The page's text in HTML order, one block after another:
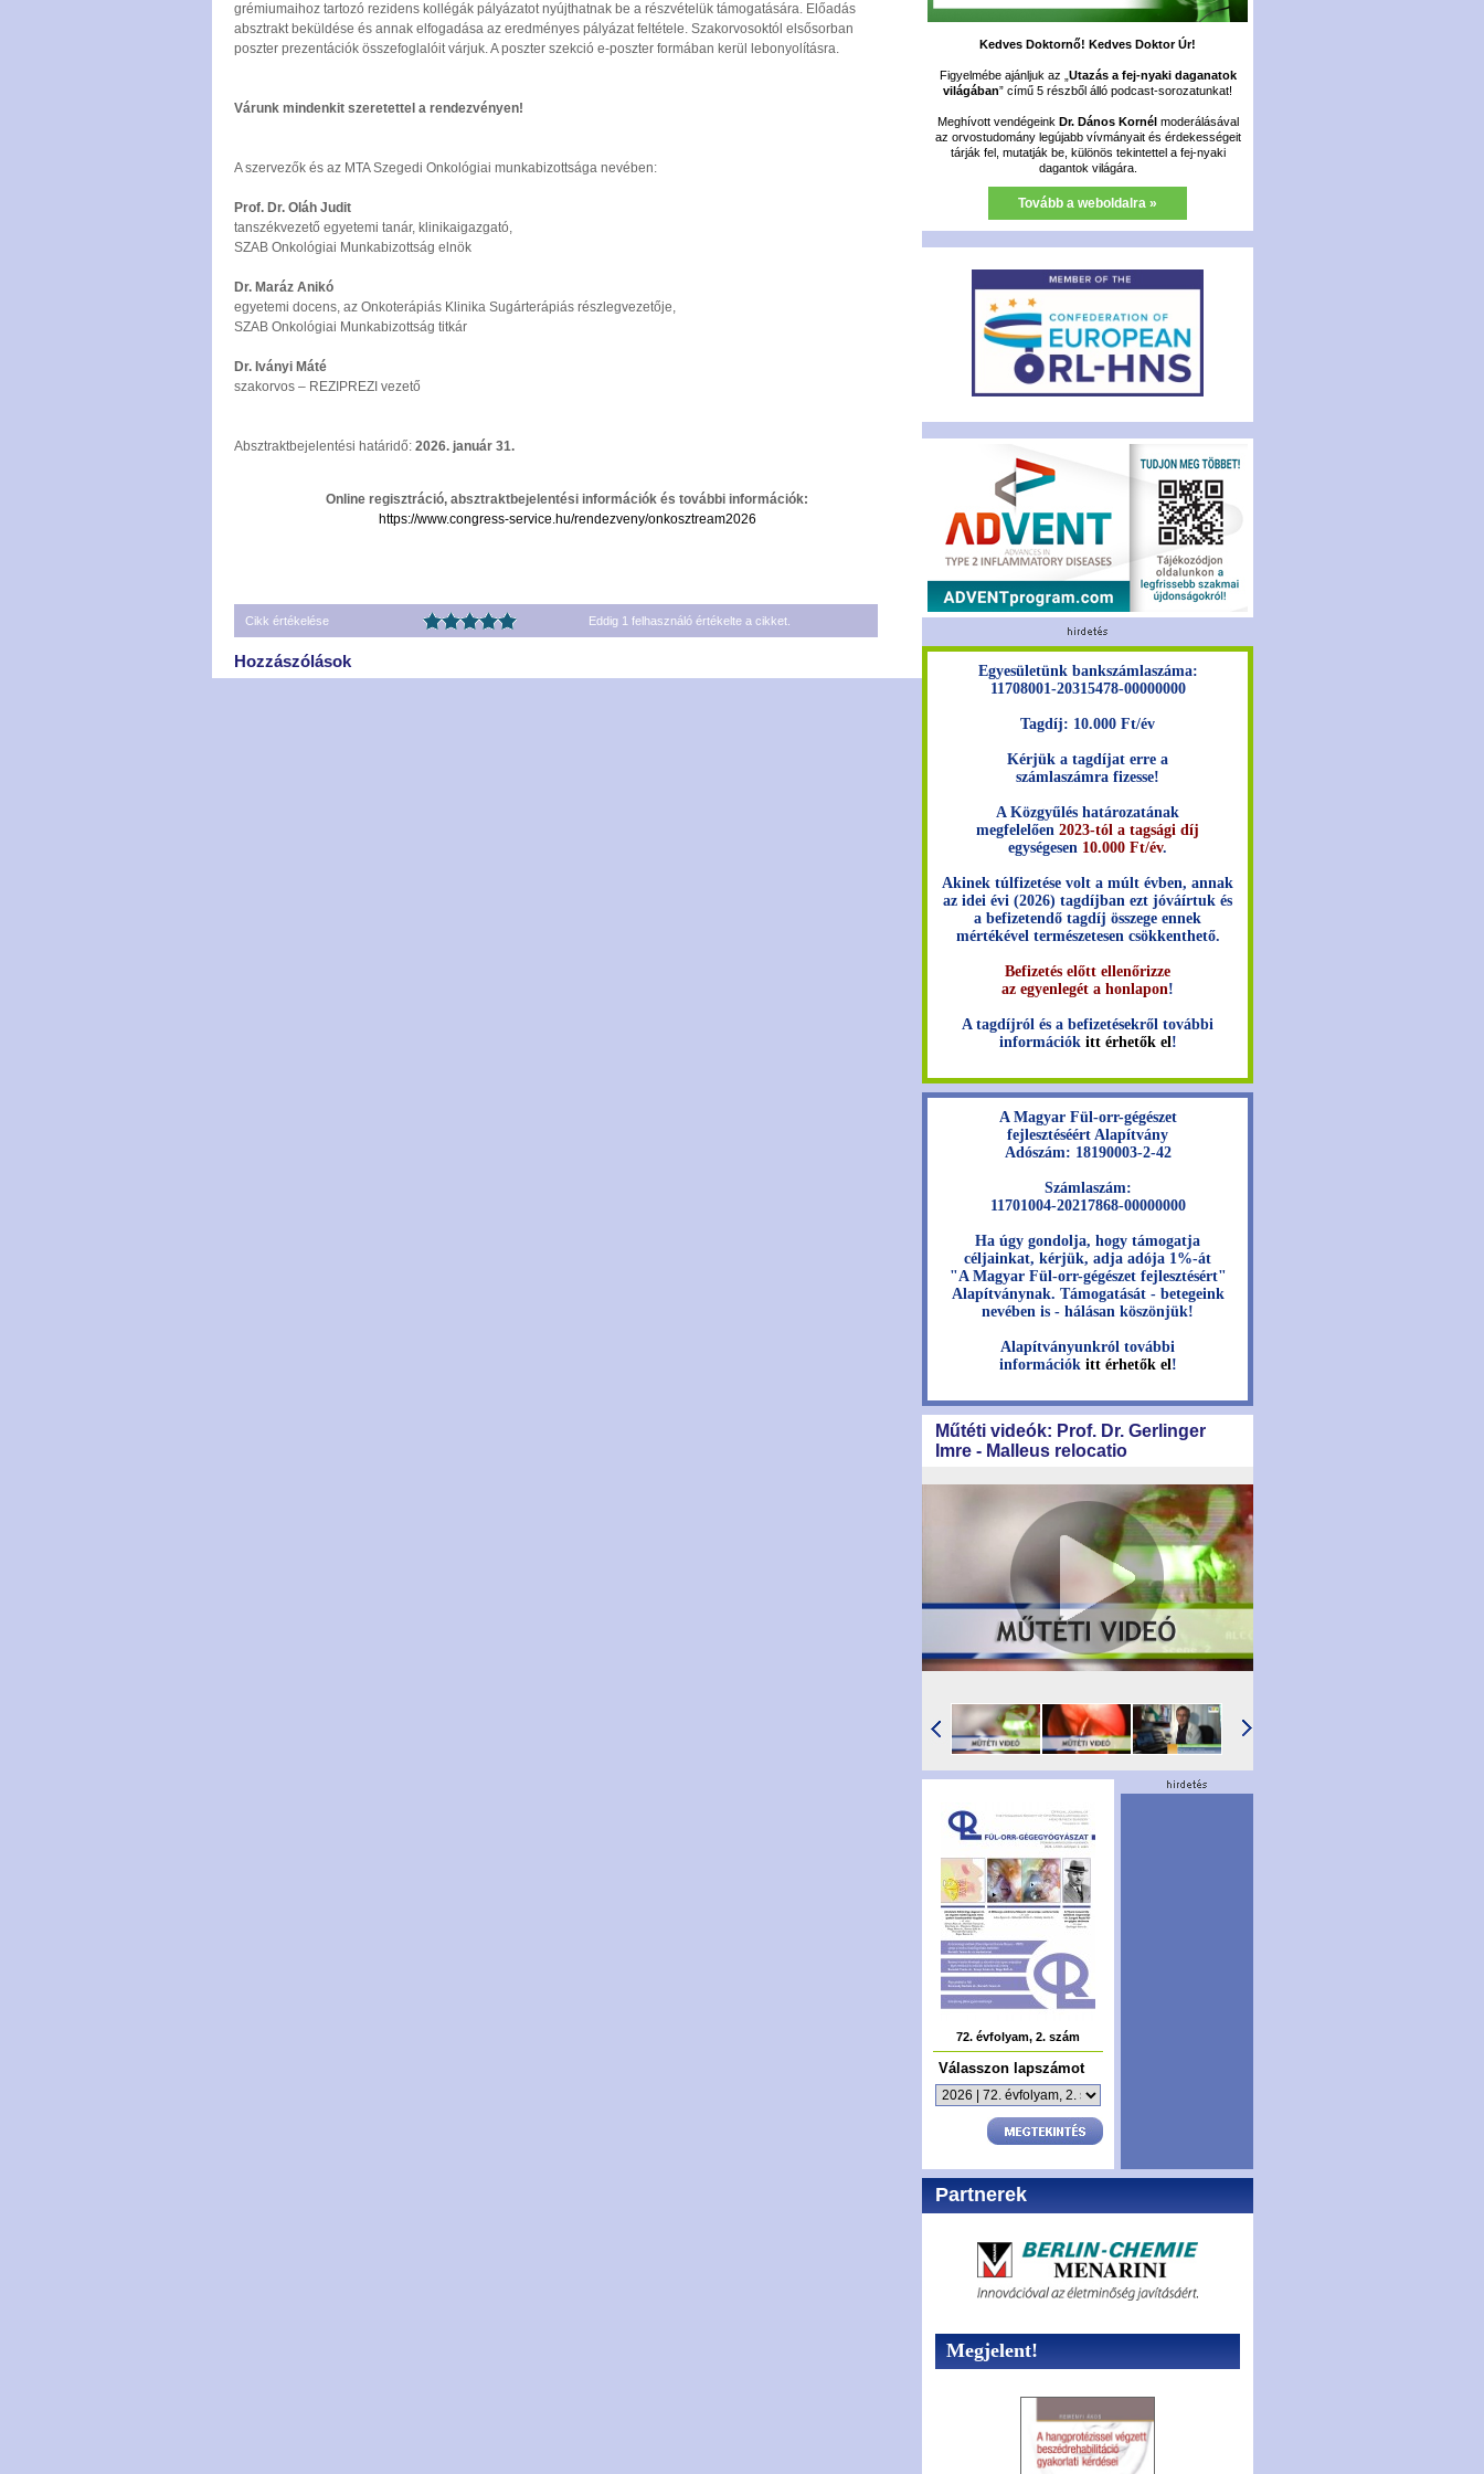
grémiumaihoz tartozó rezidens kollégák pályázatot nyújthatnak be a részvételük támogatására. Előadás
absztrakt beküldése és annak elfogadása az eredményes pályázat feltétele. Szakorvosoktól elsősorban
poszter prezentációk összefoglalóit várjuk. A poszter szekció e-poszter formában kerül lebonyolításra.
Várunk mindenkit szeretettel a rendezvényen!
A szervezők és az MTA Szegedi Onkológiai munkabizottsága nevében:
Prof. Dr. Oláh Judit
tanszékvezető egyetemi tanár, klinikaigazgató,
SZAB Onkológiai Munkabizottság elnök
Dr. Maráz Anikó
egyetemi docens, az Onkoterápiás Klinika Sugárterápiás részlegvezetője,
SZAB Onkológiai Munkabizottság titkár
Dr. Iványi Máté
szakorvos – REZIPREZI vezető
Absztraktbejelentési határidő: 2026. január 31.
Online regisztráció, absztraktbejelentési információk és további információk:
https://www.congress-service.hu/rendezveny/onkosztream2026
Cikk értékelése Eddig 1 felhasználó értékelte a cikket.
Hozzászólások
Kedves Doktornő! Kedves Doktor Úr!
Figyelmébe ajánljuk az „ Utazás a fej-nyaki daganatok
világában” című 5 részből álló podcast-sorozatunkat!
Meghívott vendégeink Dr. Dános Kornélmoderálásával
az orvostudomány legújabb vívmányait és érdekességeit
tárják fel, mutatják be, különös tekintettel a fej-nyaki
dagantok világára.
Tovább a weboldalra »
Egyesületünk bankszámlaszáma:
11708001-20315478-00000000
Tagdíj: 10.000 Ft/év
Kérjük a tagdíjat erre a
számlaszámra fizesse!
A Közgyűlés határozatának
megfelelően2023-tól a tagsági díj
egységesen 10.000 Ft/év.
Akinek túlfizetése volt a múlt évben, annak
az idei évi (2026) tagdíjban ezt jóváírtuk és
a befizetendő tagdíj összege ennek
mértékével természetesen csökkenthető.
Befizetés előtt ellenőrizze
az egyenlegét a honlapon!
A tagdíjról és a befizetésekről további
információk itt érhetők el!
A Magyar Fül-orr-gégészet
fejlesztéséért Alapítvány
Adószám: 18190003-2-42
Számlaszám:
11701004-20217868-00000000
Ha úgy gondolja, hogy támogatja
céljainkat, kérjük, adja adója 1%-át
"A Magyar Fül-orr-gégészet fejlesztésért"
Alapítványnak. Támogatását - betegeink
nevében is - hálásan köszönjük!
Alapítványunkról további
információk itt érhetők el!
Műtéti videók: Prof. Dr. Gerlinger
Imre - Malleus relocatio
72. évfolyam, 2. szám
Válasszon lapszámot
Partnerek
Megjelent!